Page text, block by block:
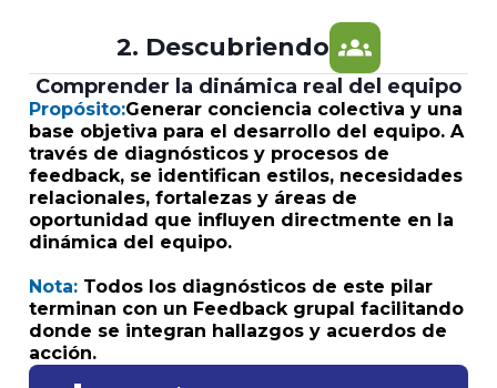
2. Descubriendo groups
Comprender la dinámica real del equipo
Propósito:Generar conciencia colectiva y una
base objetiva para el desarrollo del equipo. A
través de diagnósticos y procesos de
feedback, se identifican estilos, necesidades
relacionales, fortalezas y áreas de
oportunidad que influyen directmente en la
dinámica del equipo.
Nota:Todos los diagnósticos de este pilar
terminan con un Feedback grupal facilitando
donde se integran hallazgos y acuerdos de
acción.